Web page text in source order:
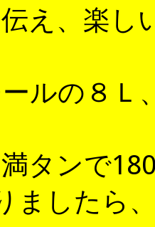
え、楽し
ルの８Ｌ
タンで
ましたら